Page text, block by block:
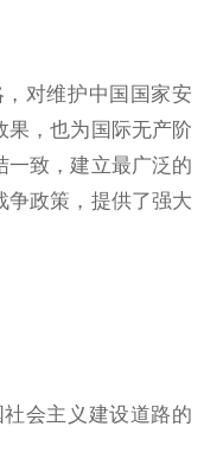
对维护中国国家安
果，也为国际无产阶
一致，建立最广泛的
争政策，提供了强大
会主义建设道路的